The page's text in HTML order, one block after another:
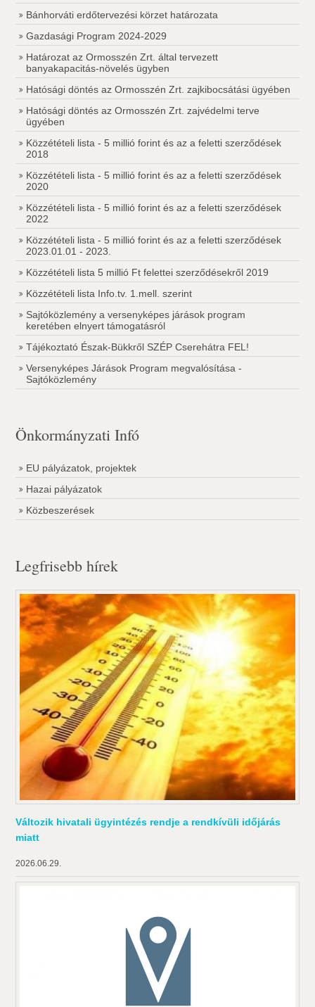
Bánhorváti erdőtervezési körzet határozata
Gazdasági Program 2024-2029
Határozat az Ormosszén Zrt. által tervezett
banyakapacitás-növelés ügyben
Hatósági döntés az Ormosszén Zrt. zajkibocsátási ügyében
Hatósági döntés az Ormosszén Zrt. zajvédelmi terve
ügyében
Közzétételi lista - 5 millió forint és az a feletti szerződések
2018
Közzétételi lista - 5 millió forint és az a feletti szerződések
2020
Közzétételi lista - 5 millió forint és az a feletti szerződések
2022
Közzétételi lista - 5 millió forint és az a feletti szerződések
2023.01.01 - 2023.
Közzétételi lista 5 millió Ft felettei szerződésekről 2019
Közzétételi lista Info.tv. 1.mell. szerint
Sajtóközlemény a versenyképes járások program
keretében elnyert támogatásról
Tájékoztató Észak-Bükkről SZÉP Cserehátra FEL!
Versenyképes Járások Program megvalósítása -
Sajtóközlemény
Önkormányzati Infó
EU pályázatok, projektek
Hazai pályázatok
Közbeszerések
Legfrisebb hírek
Változik hivatali ügyintézés rendje a rendkívüli időjárás
miatt
2026.06.29.